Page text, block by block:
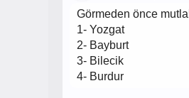
Görmeden önce
1- Yozgat
2- Bayburt
3- Bilecik
4- Burdur